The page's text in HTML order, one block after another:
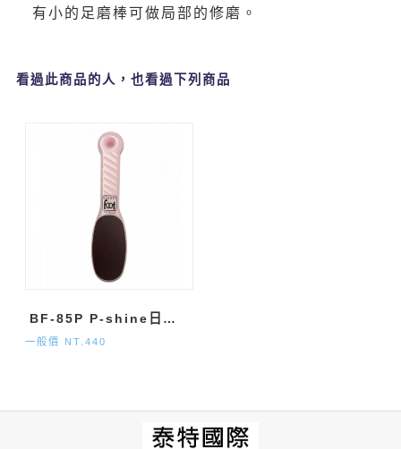
有小的足磨棒可做局部的修磨。
看過此商品的人，也看過下列商品
BF-85P P-shine日本足磨棒粉色 120/220
一般價 NT.440